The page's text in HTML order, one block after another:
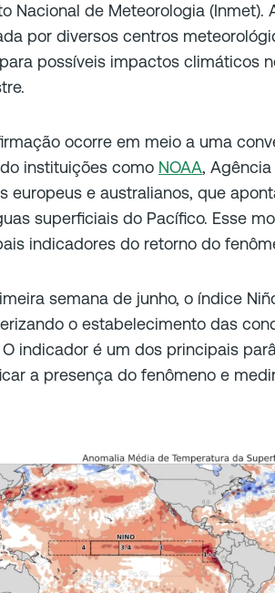
Nacional de Meteorologia (Inmet).
por diversos centros
possíveis impactos climáticos
ocorre em meio a uma
instituições como NOAA,
europeus e australianos, que
superficiais do Pacífico. Esse
indicadores do retorno do
semana de junho, o índice
o estabelecimento das
O indicador é um dos principais
a presença do fenômeno e